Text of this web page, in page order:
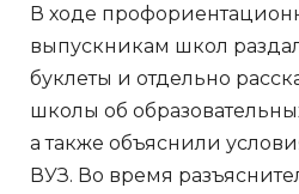
В ходе
выпускникам школ
буклеты и отдельно
школы об
а также объяснили
ВУЗ. Во время